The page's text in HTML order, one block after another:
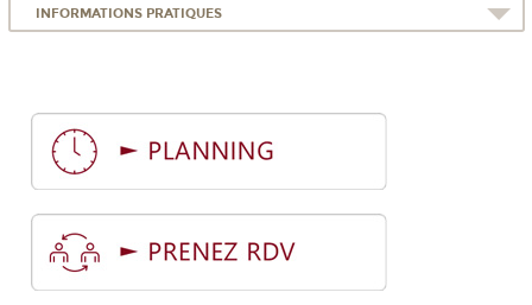
INFORMATIONS PRATIQUES